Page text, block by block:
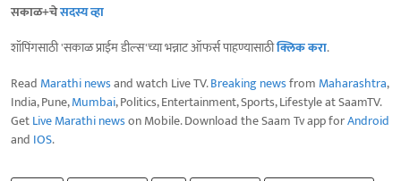
सकाळ+चेसदस्य व्हा
शॉपिंगसाठी 'सकाळ प्राईम डील्स'च्या भन्नाट ऑफर्स पाहण्यासाठीक्लिक करा.
Read Marathi newsand watch Live TV.Breaking newsfrom Maharashtra,
India, Pune,Mumbai, Politics, Entertainment, Sports, Lifestyle at SaamTV.
GetLive Marathi newson Mobile. Download the Saam Tv app forAndroid
and IOS.